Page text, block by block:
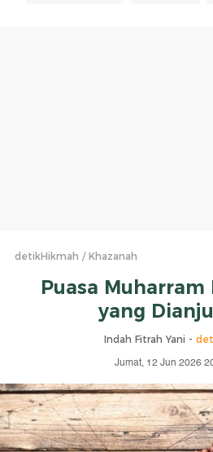
detikHikmah Khazanah
Puasa Muharram
yang
Indah Fitrah Yani -
Jumat, 12 Jun 2026